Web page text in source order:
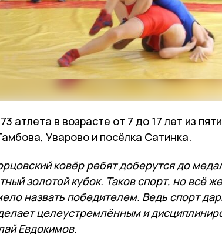
атлета в возрасте от 7 до 17 лет из пяти
Уварово и посёлка Сатинка.
ковёр ребят доберутся до
золотой кубок. Таков спорт, но всё
назвать победителем. Ведь спорт
целеустремлённым и
Евдокимов.